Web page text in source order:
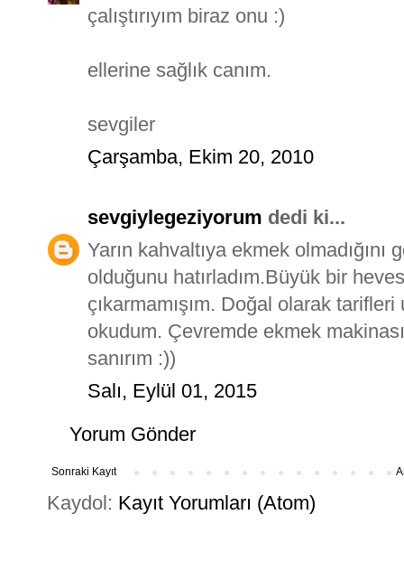
çalıştırıyım biraz onu :)
ellerine sağlık canım.
sevgiler
Çarşamba, Ekim 20, 2010
sevgiylegeziyorum dedi ki...
Yarın kahvaltıya ekmek
olduğunu hatırladım.Büyük bir
çıkarmamışım. Doğal olarak
okudum. Çevremde ekmek
sanırım :))
Salı, Eylül 01, 2015
Yorum Gönder
Sonraki Kayıt
Kaydol: Kayıt Yorumları (Atom)